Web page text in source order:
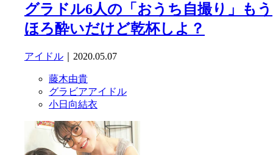
グラドル6人の「おうち自撮り」もう
ほろ酔いだけど乾杯しよ？
アイドル ｜2020.05.07
藤木由貴
グラビアアイドル
小日向結衣